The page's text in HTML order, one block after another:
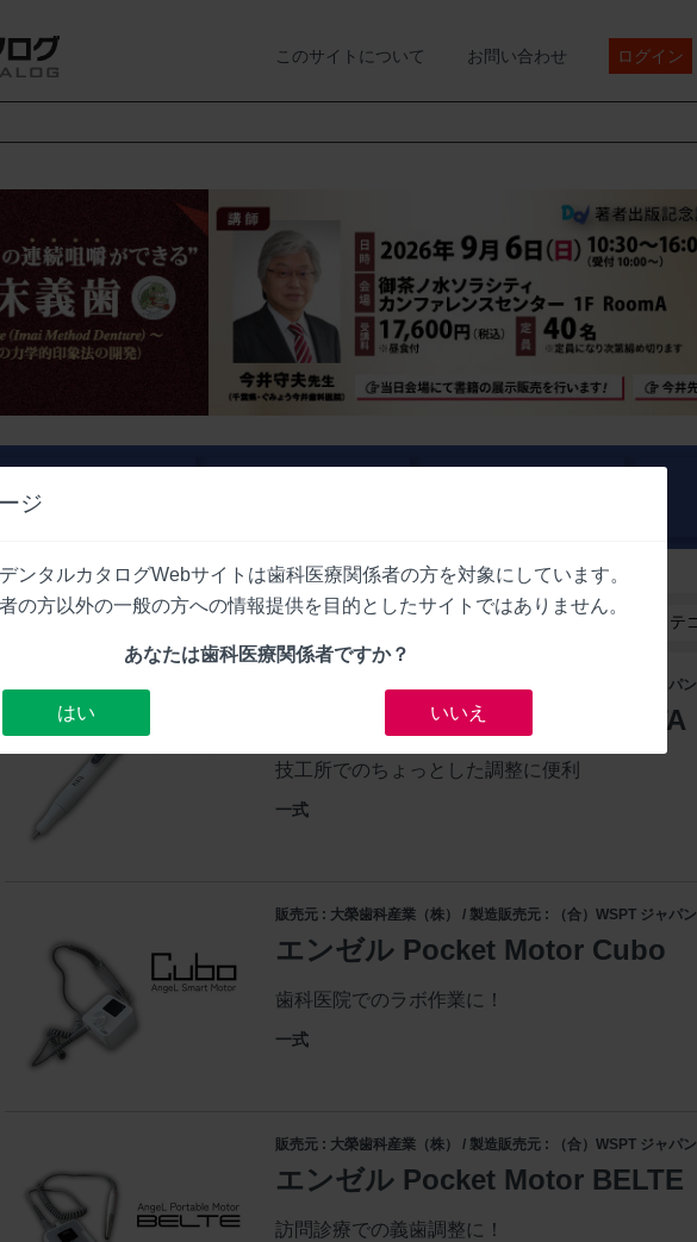
ジ
ンタルカタログWebサイトは歯科医療関係者の方を対象にしています。
の方以外の一般の方への情報提供を目的としたサイトではありません。
あなたは歯科医療関係者ですか？
はい いいえ
ログイン
お問い合わせ
このサイトについて
販売元 : 大榮歯科産業（株） / 製造販売元 : （合）WSPT ジャパン
エンゼル Pocket Motor PENTA
技工所でのちょっとした調整に便利
一式
販売元 : 大榮歯科産業（株） / 製造販売元 : （合）WSPT ジャパン
エンゼル Pocket Motor Cubo
歯科医院でのラボ作業に！
一式
販売元 : 大榮歯科産業（株） / 製造販売元 : （合）WSPT ジャパン
エンゼル Pocket Motor BELTE
訪問診療での義歯調整に！